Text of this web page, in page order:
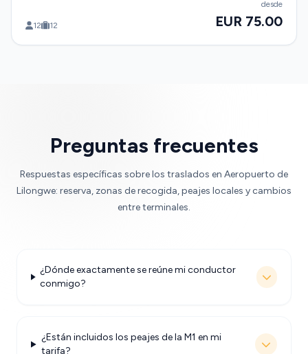
12 12
desde
EUR 75.00
Preguntas frecuentes
Respuestas específicas sobre los traslados en Aeropuerto de
Lilongwe: reserva, zonas de recogida, peajes locales y cambios
entre terminales.
¿Dónde exactamente se reúne mi conductor
conmigo?
¿Están incluidos los peajes de la M1 en mi
tarifa?